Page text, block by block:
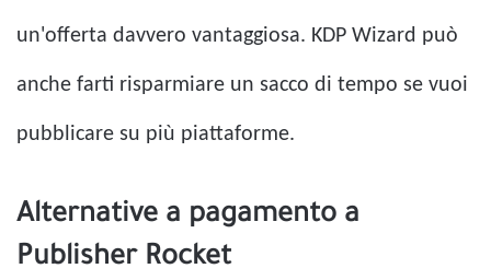
un'offerta davvero vantaggiosa. KDP Wizard può
anche farti risparmiare un sacco di tempo se vuoi
pubblicare su più piattaforme.
Alternative a pagamento a
Publisher Rocket